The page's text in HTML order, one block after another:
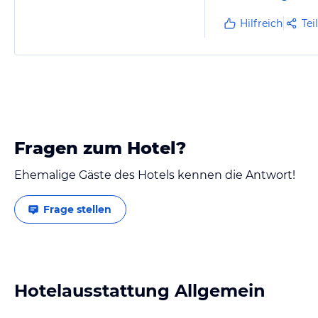
Hilfreich
Fragen zum Hotel?
Ehemalige Gäste des Hotels kennen die Antwort!
Frage stellen
Hotelausstattung Allgemein